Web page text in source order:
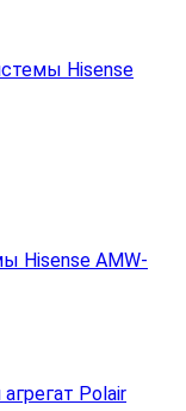
Hisense AMW-